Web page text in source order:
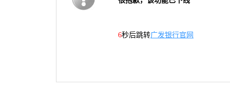
6秒后跳转广发银行官网